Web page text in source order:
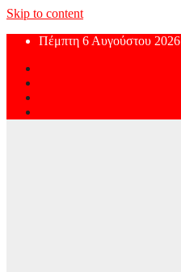
Skip to content
Πέμπτη 6 Αυγούστου 2026